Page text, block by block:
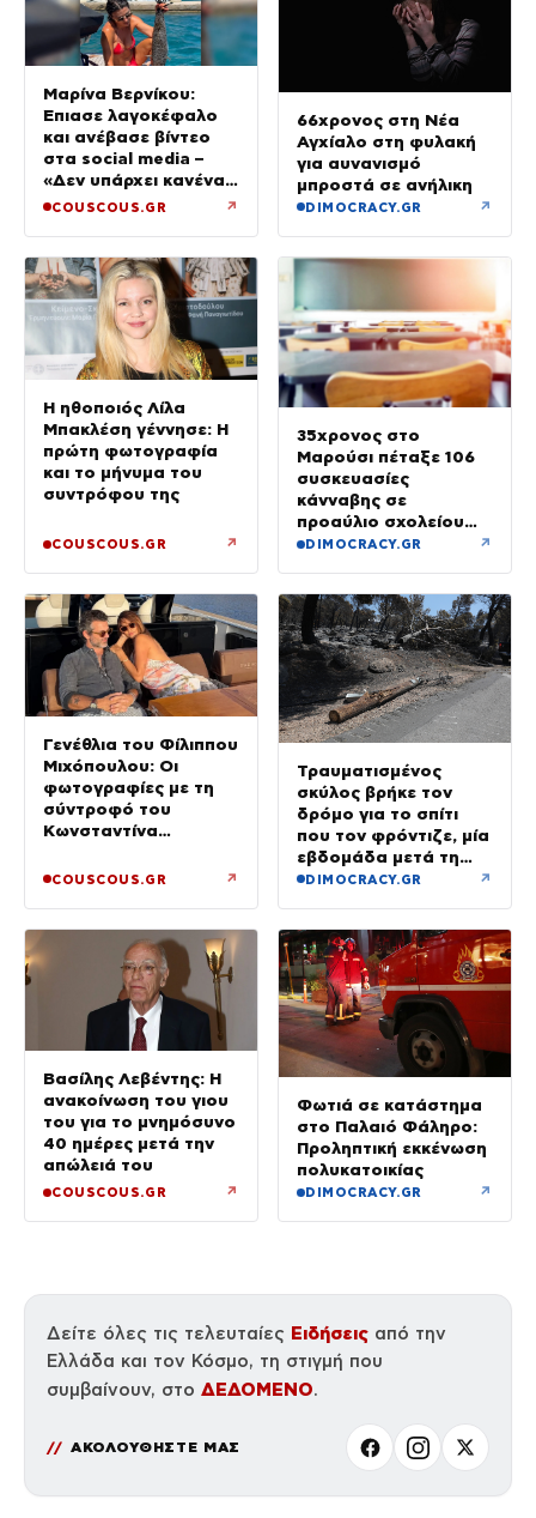
Μαρίνα Βερνίκου:
Έπιασε λαγοκέφαλο
και ανέβασε βίντεο
στα social media –
«Δεν υπάρχει κανένας
λόγος να φοβόμαστε»
COUSCOUS.GR ↗
66χρονος στη Νέα
Αγχίαλο στη φυλακή
για αυνανισμό
μπροστά σε ανήλικη
DIMOCRACY.GR ↗
Η ηθοποιός Λίλα
Μπακλέση γέννησε: Η
πρώτη φωτογραφία
και το μήνυμα του
συντρόφου της
COUSCOUS.GR ↗
35χρονος στο
Μαρούσι πέταξε 106
συσκευασίες
κάνναβης σε
προαύλιο σχολείου
και έφυγε μόλις είδε
DIMOCRACY.GR ↗
Γενέθλια του Φίλιππου
Μιχόπουλου: Οι
φωτογραφίες με τη
σύντροφό του
Κωνσταντίνα
δημόσιο «Σ’ αγαπώ»
COUSCOUS.GR ↗
Τραυματισμένος
σκύλος βρήκε τον
δρόμο για το σπίτι
που τον φρόντιζε, μία
εβδομάδα μετά τη
φωτιά στο Πόρτο
DIMOCRACY.GR ↗
Βασίλης Λεβέντης: Η
ανακοίνωση του γιου
του για το μνημόσυνο
40 ημέρες μετά την
απώλειά του
COUSCOUS.GR ↗
Φωτιά σε κατάστημα
στο Παλαιό Φάληρο:
Προληπτική εκκένωση
πολυκατοικίας
DIMOCRACY.GR ↗
Δείτε όλες τις τελευταίες Ειδήσεις από την
Ελλάδα και τον Κόσμο, τη στιγμή που
συμβαίνουν, στο ΔΕΔΟΜΕΝΟ.
ΑΚΟΛΟΥΘΗΣΤΕ ΜΑΣ